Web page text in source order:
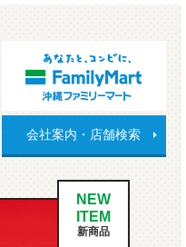
会社案内・店舗検索
NEW
ITEM
新商品